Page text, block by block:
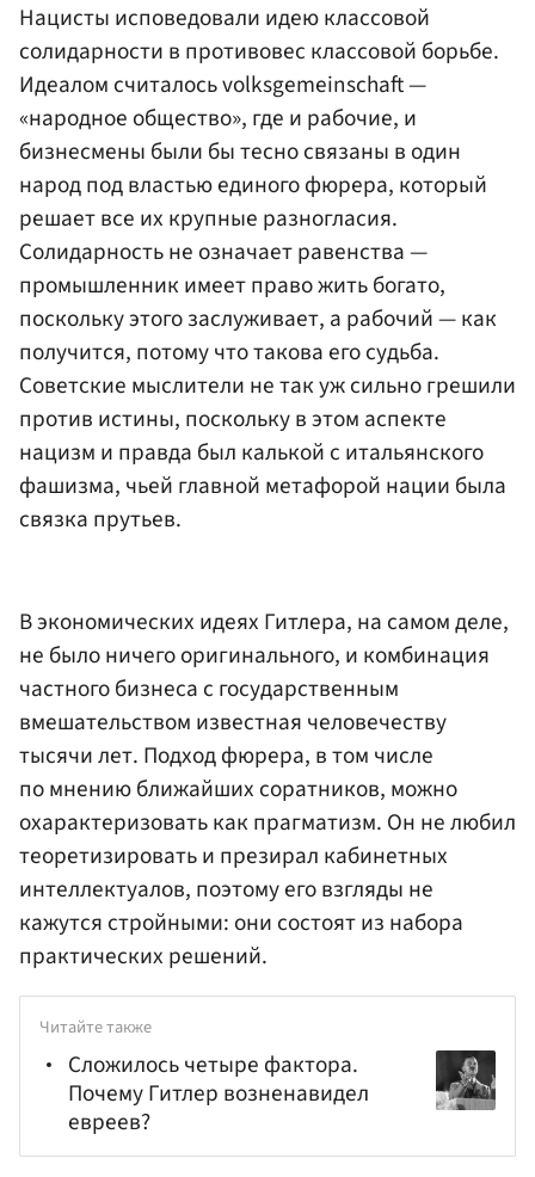
Нацисты исповедовали идею классовой
солидарности в противовес классовой борьбе.
Идеалом считалось volksgemeinschaft —
«народное общество», где и рабочие, и
бизнесмены были бы тесно связаны в один
народ под властью единого фюрера, который
решает все их крупные разногласия.
Солидарность не означает равенства —
промышленник имеет право жить богато,
поскольку этого заслуживает, а рабочий — как
получится, потому что такова его судьба.
Советские мыслители не так уж сильно грешили
против истины, поскольку в этом аспекте
нацизм и правда был калькой с итальянского
фашизма, чьей главной метафорой нации была
связка прутьев.
В экономических идеях Гитлера, на самом деле,
не было ничего оригинального, и комбинация
частного бизнеса с государственным
вмешательством известная человечеству
тысячи лет. Подход фюрера, в том числе
по мнению ближайших соратников, можно
охарактеризовать как прагматизм. Он не любил
теоретизировать и презирал кабинетных
интеллектуалов, поэтому его взгляды не
кажутся стройными: они состоят из набора
практических решений.
Читайте также
Сложилось четыре фактора.
Почему Гитлер возненавидел
евреев?